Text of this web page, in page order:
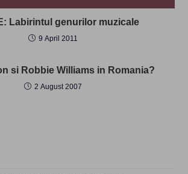
Labirintul genurilor muzicale
9 April 2011
si Robbie Williams in Romania?
2 August 2007